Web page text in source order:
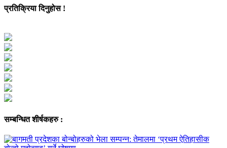
प्रतिक्रिया दिनुहोस !
सम्बन्धित शीर्षकहरु :